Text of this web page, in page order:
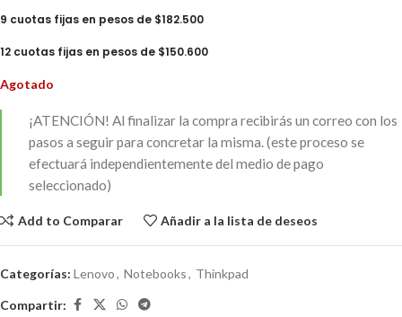
9 cuotas fijas en pesos de $182.500
12 cuotas fijas en pesos de $150.600
Agotado
¡ATENCIÓN! Al finalizar la compra recibirás un correo con los
pasos a seguir para concretar la misma. (este proceso se
efectuará independientemente del medio de pago
seleccionado)
Add to Comparar Añadir a la lista de deseos
Categorías: Lenovo, Notebooks, Thinkpad
Compartir: